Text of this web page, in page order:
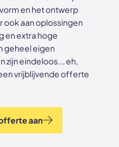
en het ontwerp
ook aan oplossingen
en extra hoge
geheel eigen
zijn eindeloos... eh,
vrijblijvende offerte
aan